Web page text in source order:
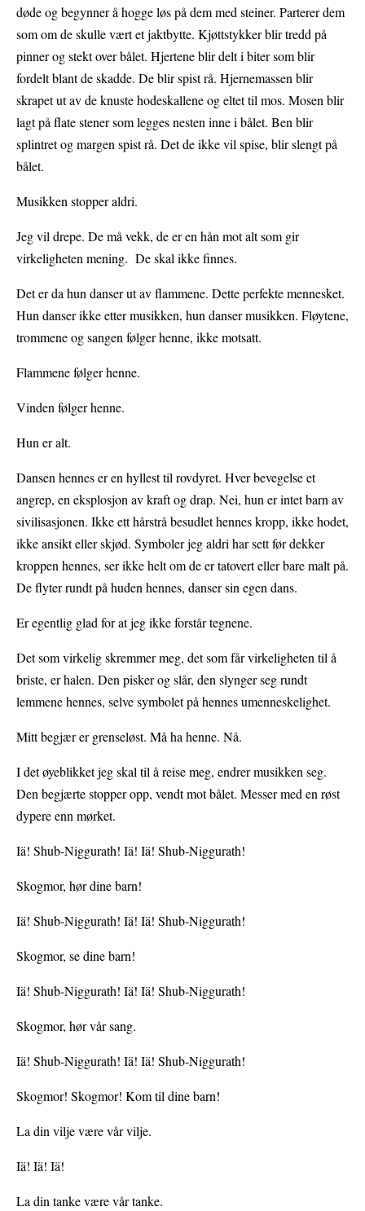
døde og begynner å hogge løs på dem med steiner. Parterer dem
som om de skulle vært et jaktbytte. Kjøttstykker blir tredd på
pinner og stekt over bålet. Hjertene blir delt i biter som blir
fordelt blant de skadde. De blir spist rå. Hjernemassen blir
skrapet ut av de knuste hodeskallene og eltet til mos. Mosen blir
lagt på flate stener som legges nesten inne i bålet. Ben blir
splintret og margen spist rå. Det de ikke vil spise, blir slengt på
bålet.
Musikken stopper aldri.
Jeg vil drepe. De må vekk, de er en hån mot alt som gir
virkeligheten mening. De skal ikke finnes.
Det er da hun danser ut av flammene. Dette perfekte mennesket.
Hun danser ikke etter musikken, hun danser musikken. Fløytene,
trommene og sangen følger henne, ikke motsatt.
Flammene følger henne.
Vinden følger henne.
Hun er alt.
Dansen hennes er en hyllest til rovdyret. Hver bevegelse et
angrep, en eksplosjon av kraft og drap. Nei, hun er intet barn av
sivilisasjonen. Ikke ett hårstrå besudlet hennes kropp, ikke hodet,
ikke ansikt eller skjød. Symboler jeg aldri har sett før dekker
kroppen hennes, ser ikke helt om de er tatovert eller bare malt på.
De flyter rundt på huden hennes, danser sin egen dans.
Er egentlig glad for at jeg ikke forstår tegnene.
Det som virkelig skremmer meg, det som får virkeligheten til å
briste, er halen. Den pisker og slår, den slynger seg rundt
lemmene hennes, selve symbolet på hennes umenneskelighet.
Mitt begjær er grenseløst. Må ha henne. Nå.
I det øyeblikket jeg skal til å reise meg, endrer musikken seg.
Den begjærte stopper opp, vendt mot bålet. Messer med en røst
dypere enn mørket.
Iä! Shub-Niggurath! Iä! Iä! Shub-Niggurath!
Skogmor, hør dine barn!
Iä! Shub-Niggurath! Iä! Iä! Shub-Niggurath!
Skogmor, se dine barn!
Iä! Shub-Niggurath! Iä! Iä! Shub-Niggurath!
Skogmor, hør vår sang.
Iä! Shub-Niggurath! Iä! Iä! Shub-Niggurath!
Skogmor! Skogmor! Kom til dine barn!
La din vilje være vår vilje.
Iä! Iä! Iä!
La din tanke være vår tanke.